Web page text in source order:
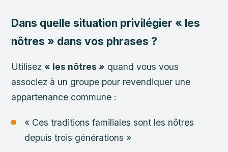
Dans quelle situation privilégier « les
nôtres » dans vos phrases ?
Utilisez « les nôtres » quand vous vous
associez à un groupe pour revendiquer une
appartenance commune :
« Ces traditions familiales sont les nôtres
depuis trois générations »